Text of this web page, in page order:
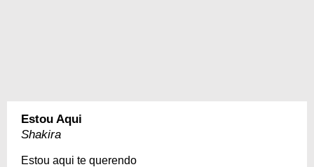
Estou Aqui
Shakira
Estou aqui te querendo